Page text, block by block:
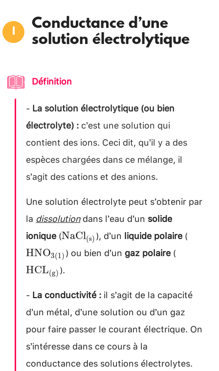
Conductance d’une
solution électrolytique
Définition
- La solution électrolytique (ou bien
électrolyte) :c’est une solution qui
contient des ions. Ceci dit, qu’il y a des
espèces chargées dans ce mélange, il
s’agit des cations et des anions.
Une solution électrolyte peut s’obtenir par
la dissolutiondans l’eau d’un solide
ionique(NaCl(s) ), d’un liquide polaire(
HNO3(1) ) ou bien d’un gaz polaire(
HCL(g) ).
- La conductivité :il s’agit de la capacité
d’un métal, d’une solution ou d’un gaz
pour faire passer le courant électrique. On
s’intéresse dans ce cours à la
conductance des solutions électrolytes.